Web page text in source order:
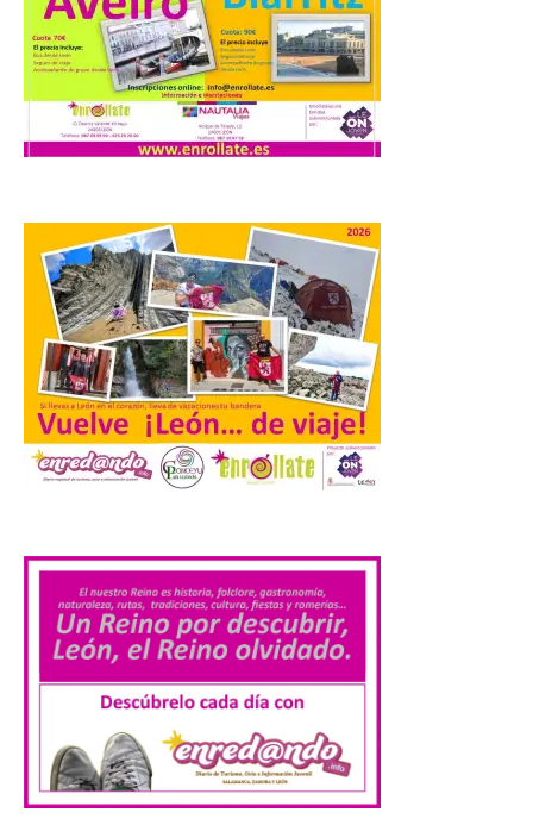
El alumnado de FP crece
un 2,5% hasta superar los
1,2 millones de
matriculados y marca un
10 Ago 2026
El Ministerio publica la
Estadística de las
Enseñanzas no
universitarias. Datos
avance 2025-2026 con las
cifras actualizadas del curso escolar
recién finalizado. El Grado Básico crece
un 2,1%, el Grado Medio un 2,7%, el Grado
Superior un 2,3% y los cursos […]
La 69FIDMA ha acogido
este domingo una nueva
edición del Día de León y
Astorga.
10 Ago 2026
El presidente de la
Diputación de León,
Gerardo Álvarez Courel, y
el vicepresidente Roberto